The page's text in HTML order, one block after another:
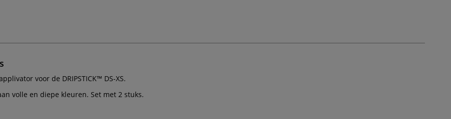
voor de DRIPSTICK™ DS-XS.
volle en diepe kleuren. Set met 2 stuks.